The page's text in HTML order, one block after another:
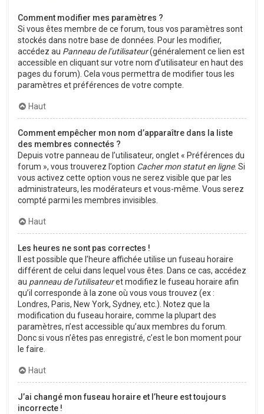
Comment modifier mes paramètres ?
Si vous êtes membre de ce forum, tous vos paramètres sont
stockés dans notre base de données. Pour les modifier,
accédez au Panneau de l’utilisateur(généralement ce lien est
accessible en cliquant sur votre nom d’utilisateur en haut des
pages du forum). Cela vous permettra de modifier tous les
paramètres et préférences de votre compte.
Haut
Comment empêcher mon nom d’apparaître dans la liste
des membres connectés ?
Depuis votre panneau de l’utilisateur, onglet « Préférences du
forum », vous trouverez l’option Cacher mon statut en ligne. Si
vous activez cette option vous ne serez visible que par les
administrateurs, les modérateurs et vous-même. Vous serez
compté parmi les membres invisibles.
Haut
Les heures ne sont pas correctes !
Il est possible que l’heure affichée utilise un fuseau horaire
différent de celui dans lequel vous êtes. Dans ce cas, accédez
au panneau de l’utilisateuret modifiez le fuseau horaire afin
qu’il corresponde à la zone où vous vous trouvez (ex :
Londres, Paris, New York, Sydney, etc.). Notez que la
modification du fuseau horaire, comme la plupart des
paramètres, n’est accessible qu’aux membres du forum.
Donc si vous n’êtes pas enregistré, c’est le bon moment pour
le faire.
Haut
J’ai changé mon fuseau horaire et l’heure est toujours
incorrecte !